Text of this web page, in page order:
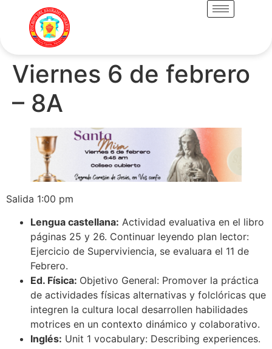
Viernes 6 de febrero
– 8A
Salida 1:00 pm
Lengua castellana: Actividad evaluativa en el libro
páginas 25 y 26. Continuar leyendo plan lector:
Ejercicio de Superviviencia, se evaluara el 11 de
Febrero.
Ed. Física: Objetivo General: Promover la práctica
de actividades físicas alternativas y folclóricas que
integren la cultura local desarrollen habilidades
motrices en un contexto dinámico y colaborativo.
Inglés: Unit 1 vocabulary: Describing experiences.